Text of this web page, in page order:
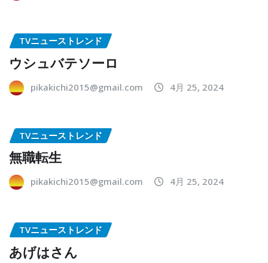
TVニューストレンド
ウシュバテソーロ
pikakichi2015@gmail.com 4月 25, 2024
TVニューストレンド
無職転生
pikakichi2015@gmail.com 4月 25, 2024
TVニューストレンド
あげはさん